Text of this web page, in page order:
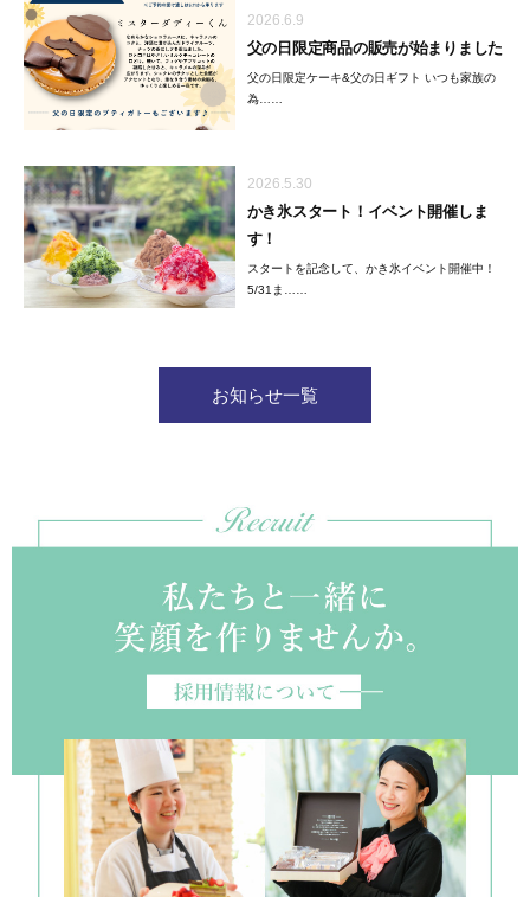
2026.6.9
父の日限定商品の販売が始まりました
父の日限定ケーキ&父の日ギフト いつも家族の
為……
2026.5.30
かき氷スタート！イベント開催しま
す！
スタートを記念して、かき氷イベント開催中！
5/31ま……
お知らせ一覧